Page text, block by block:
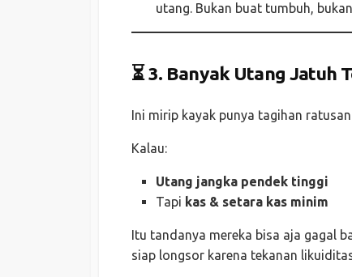
utang. Bukan buat tumbuh,
⏳ 3. Banyak Utang Jatuh
Ini mirip kayak punya tagihan
Kalau:
Utang jangka pendek tinggi
Tapi kas & setara kas minim
Itu tandanya mereka bisa aja gagal
siap longsor karena tekanan